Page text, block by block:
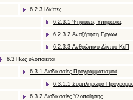
6.2.3 Ιδιώτες
6.2.3.1 Ψηφιακές Υπηρεσίες
6.2.3.2 Αναζήτηση Εργων
6.2.3.3 Ανθρώπινο Δίκτυο ΚτΠ
6.3 Πώς υλοποιείται
6.3.1 Διαδικασίες Προγραμματισμού
6.3.1.1 Συμπλήρωμα
6.3.2 Διαδικασίες Υλοποίησης